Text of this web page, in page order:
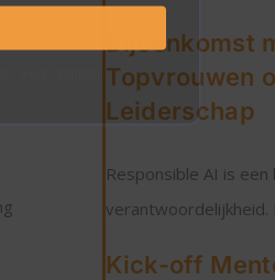
ik
Bijeenkomst
Topvrouwen
Leiderschap
Responsible AI is
verantwoordelijkheid.
Kick-off